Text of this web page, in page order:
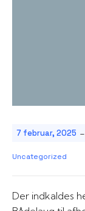
7 februar, 2025 -
Uncategorized
Der indkaldes